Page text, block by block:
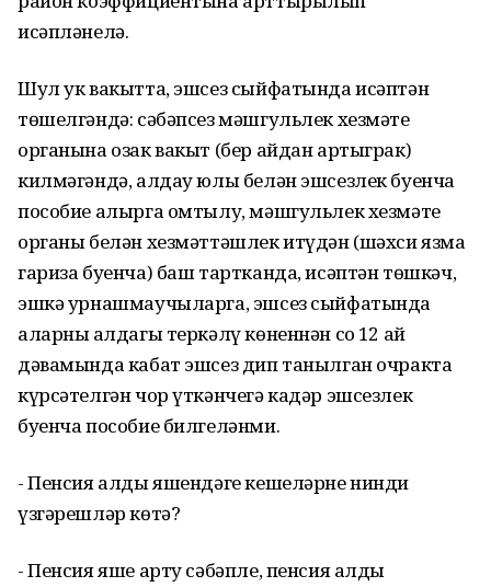
исәпләнелә.
Шул ук вакытта, эшсез сыйфатында исәптән
төшелгәндә: сәбәпсез мәшгульлек хезмәте
органына озак вакыт (бер айдан артыграк)
килмәгәндә, алдау юлы белән эшсезлек буенча
пособие алырга омтылу, мәшгульлек хезмәте
органы белән хезмәттәшлек итүдән (шәхси язма
гариза буенча) баш тартканда, исәптән төшкәч,
эшкә урнашмаучыларга, эшсез сыйфатында
аларның алдагы теркәлү көненнән соң 12 ай
дәвамында кабат эшсез дип танылган очракта
күрсәтелгән чор үткәнчегә кадәр эшсезлек
буенча пособие билгеләнми.
- Пенсия алды яшендәге кешеләрне нинди
үзгәрешләр көтә?
- Пенсия яше арту сәбәпле, пенсия алды